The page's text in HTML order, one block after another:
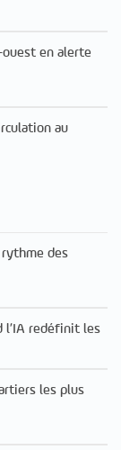
en alerte
au
rythme des
l’IA redéfinit les
les plus